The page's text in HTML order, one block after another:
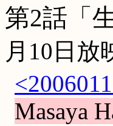
第2話「
月10日放
Masaya